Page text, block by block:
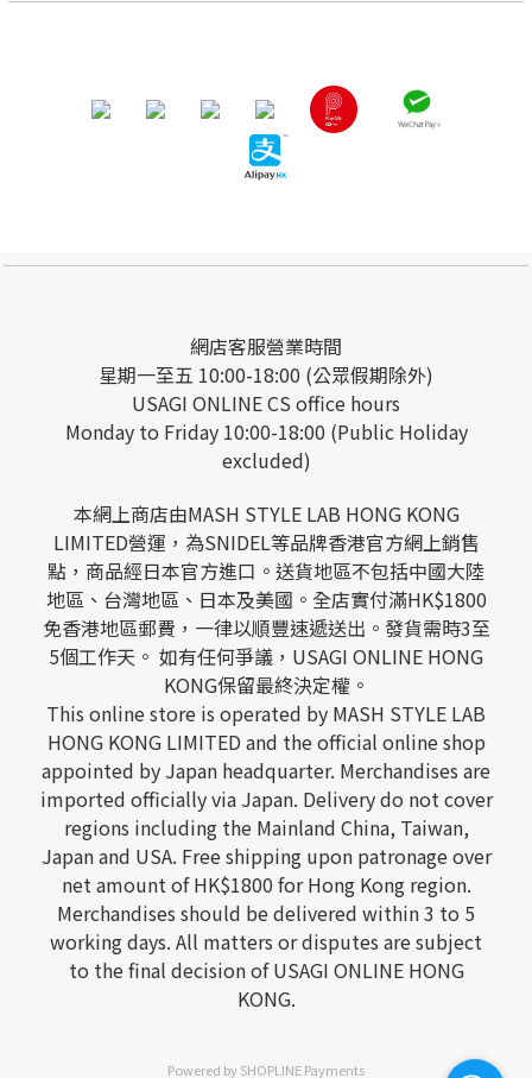
網店客服營業時間
星期一至五 10:00-18:00 (公眾假期除外)
USAGI ONLINE CS office hours
Monday to Friday 10:00-18:00 (Public Holiday
excluded)
本網上商店由MASH STYLE LAB HONG KONG
LIMITED營運，為SNIDEL等品牌香港官方網上銷售
點，商品經日本官方進口。送貨地區不包括中國大陸
地區、台灣地區、日本及美國。全店實付滿HK$1800
免香港地區郵費，一律以順豐速遞送出。發貨需時3至
5個工作天。 如有任何爭議，USAGI ONLINE HONG
KONG保留最終決定權。
This online store is operated by MASH STYLE LAB
HONG KONG LIMITED and the official online shop
appointed by Japan headquarter. Merchandises are
imported officially via Japan. Delivery do not cover
regions including the Mainland China, Taiwan,
Japan and USA. Free shipping upon patronage over
net amount of HK$1800 for Hong Kong region.
Merchandises should be delivered within 3 to 5
working days. All matters or disputes are subject
to the final decision of USAGI ONLINE HONG
KONG.
Powered bySHOPLINE Payments